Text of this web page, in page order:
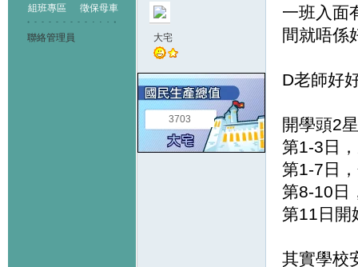
組班專區
徵保母車
聯絡管理員 大宅
3703
一班入面
間就唔係
D老師好
開學頭2
第1-3日
第1-7日
第8-10日
第11日開
其實學校